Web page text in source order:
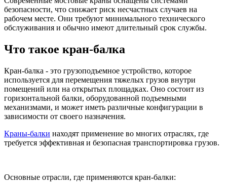
безопасности, что снижает риск несчастных случаев на
рабочем месте. Они требуют минимального технического
обслуживания и обычно имеют длительный срок службы.
Что такое кран-балка
Кран-балка - это грузоподъемное устройство, которое
используется для перемещения тяжелых грузов внутри
помещений или на открытых площадках. Оно состоит из
горизонтальной балки, оборудованной подъемными
механизмами, и может иметь различные конфигурации в
зависимости от своего назначения.
Краны-балки находят применение во многих отраслях, где
требуется эффективная и безопасная транспортировка грузов.
Основные отрасли, где применяются кран-балки: